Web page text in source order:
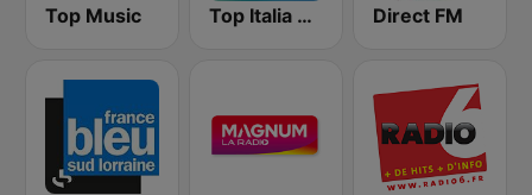
Top Music Top Italia Paris Direct FM